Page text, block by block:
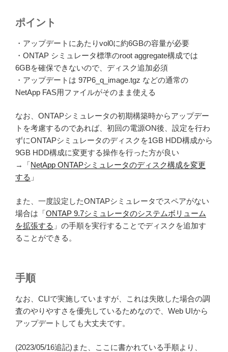
ポイント
・アップデートにあたりvol0に約6GBの容量が必要
・ONTAP シミュレータ標準のroot aggregate構成では
6GBを確保できないので、ディスク追加必須
・アップデートは 97P6_q_image.tgz などの通常の
NetApp FAS用ファイルがそのまま使える
なお、ONTAPシミュレータの初期構築時からアップデー
トを考慮するのであれば、初回の電源ON後、設定を行わ
ずにONTAPシミュレータのディスクを1GB HDD構成から
9GB HDD構成に変更する操作を行った方が良い
→「NetApp ONTAPシミュレータのディスク構成を変更
する 」
また、一度設定したONTAPシミュレータでスペアがない
場合は「ONTAP 9.7シミュレータのシステムボリューム
を拡張する 」の手順を実行することでディスクを追加す
ることができる。
手順
なお、CLIで実施していますが、これは失敗した場合の調
査のやりやすさを優先しているためなので、Web UIから
アップデートしても大丈夫です。
(2023/05/16追記)また、ここに書かれている手順より、